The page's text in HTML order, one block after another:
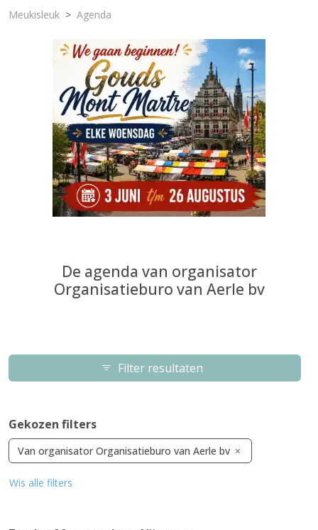
Meukisleuk Agenda
De agenda van organisator
Organisatieburo van Aerle bv
Filter resultaten
Gekozen filters
Van organisator Organisatieburo van Aerle bv
Wis alle filters